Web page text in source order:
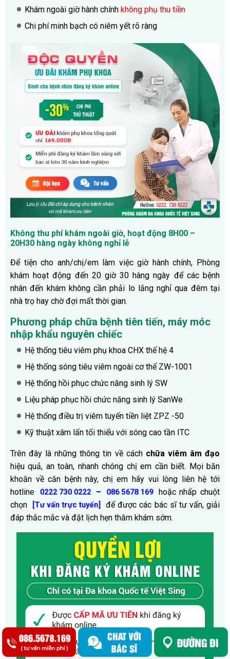
Khám ngoài giờ hành chính không phụ thu tiền
Chi phí minh bạch có niêm yết rõ ràng
Không thu phí khám ngoài giờ, hoạt động 8H00 –
20H30 hàng ngày không nghỉ lễ
Để tiện cho anh/chị/em làm việc giờ hành chính, Phòng
khám hoạt động đến 20 giờ 30 hàng ngày để các bệnh
nhân đến khám không cần phải lo lắng nghỉ qua đêm tại
nhà trọ hay chờ đợi mất thời gian.
Phương pháp chữa bệnh tiên tiến, máy móc
nhập khẩu nguyên chiếc
Hệ thống tiêu viêm phụ khoa CHX thế hệ 4
Hệ thống sóng tiêu viêm ngoài cơ thể ZW-1001
Hệ thống hồi phục chức năng sinh lý SW
Liệu pháp phục hồi chức năng sinh lý SanWe
Hệ thống điều trị viêm tuyến tiền liệt ZPZ -50
Kỹ thuật xâm lấn tối thiểu với sóng cao tần ITC
Trên đây là những thông tin về cách chữa viêm âm đạo
hiệu quả, an toàn, nhanh chóng chị em cần biết. Mọi băn
khoăn về căn bệnh này, chị em hãy vui lòng liên hệ tới
hotline 0222 730 0222 – 086 5678 169 hoặc nhấp chuột
chọn
[Tư vấn trực tuyến]
để được các bác sĩ tư vấn, giải
đáp thắc mắc và đặt lịch hẹn thăm khám sớm.